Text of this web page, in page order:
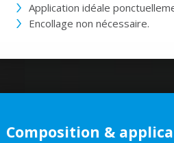
Application idéale
Encollage non nécessaire.
Composition &